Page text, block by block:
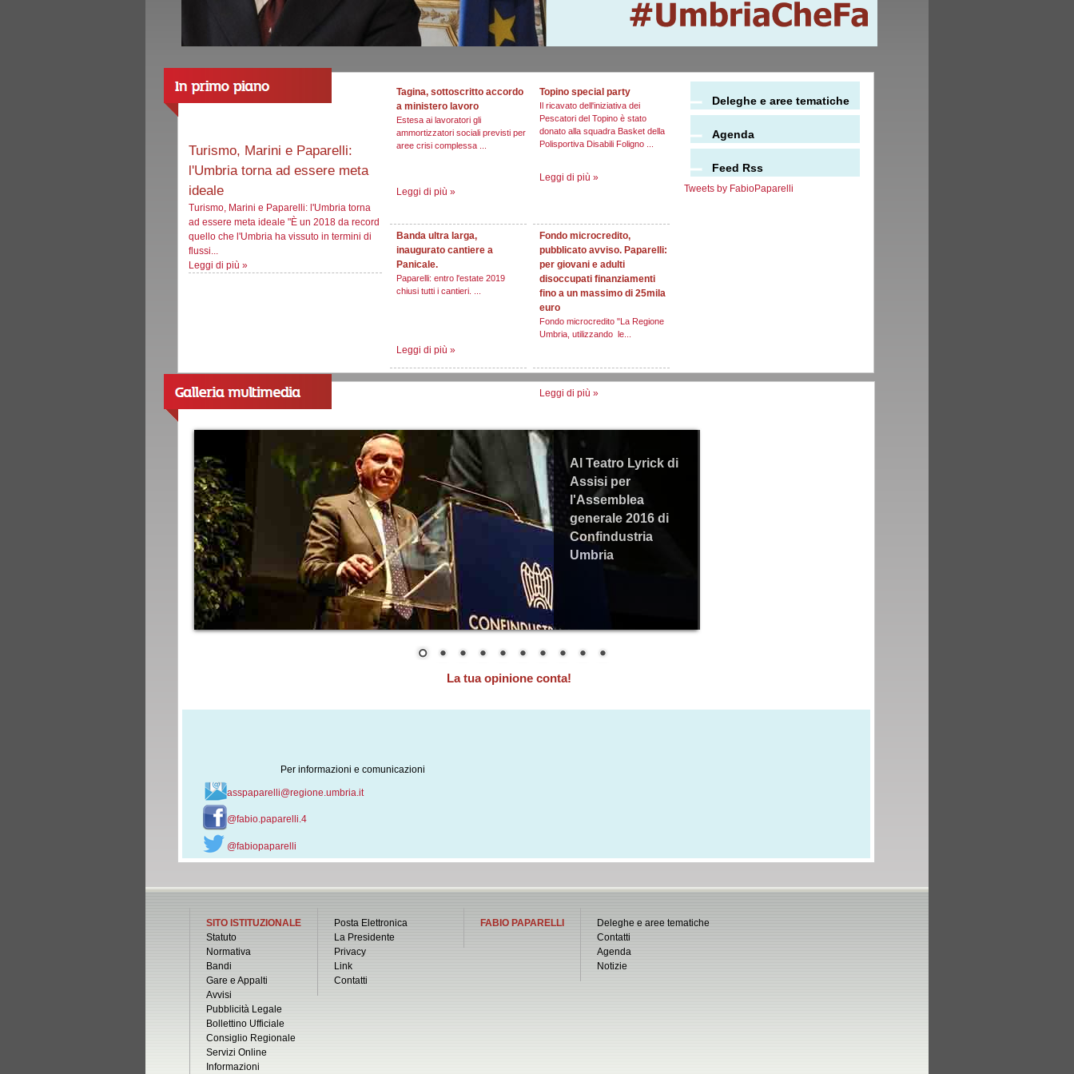
Turismo, Marini e Paparelli:
l'Umbria torna ad essere meta
ideale
Turismo, Marini e Paparelli: l'Umbria torna
ad essere meta ideale "È un 2018 da record
quello che l'Umbria ha vissuto in termini di
flussi...
Leggi di più »
Tagina, sottoscritto accordo
a ministero lavoro
Estesa ai lavoratori gli
ammortizzatori sociali previsti per
aree crisi complessa ...
Leggi di più »
Topino special party
Il ricavato dell'iniziativa dei
Pescatori del Topino è stato
donato alla squadra Basket della
Polisportiva Disabili Foligno ...
Leggi di più »
Banda ultra larga,
inaugurato cantiere a
Panicale.
Paparelli: entro l'estate 2019
chiusi tutti i cantieri. ...
Leggi di più »
Fondo microcredito,
pubblicato avviso. Paparelli:
per giovani e adulti
disoccupati finanziamenti
fino a un massimo di 25mila
euro
Fondo microcredito "La Regione
Umbria, utilizzando le...
Leggi di più »
Deleghe e aree tematiche
Agenda
Feed Rss
Tweets by FabioPaparelli
Al Teatro Lyrick di
Assisi per
l'Assemblea
generale 2016 di
Confindustria
Umbria
La tua opinione conta!
Per informazioni e comunicazioni
asspaparelli@regione.umbria.it
@fabio.paparelli.4
@fabiopaparelli
SITO ISTITUZIONALE
Statuto
Normativa
Bandi
Gare e Appalti
Avvisi
Pubblicità Legale
Bollettino Ufficiale
Consiglio Regionale
Servizi Online
Informazioni
Posta Elettronica
La Presidente
Privacy
Link
Contatti
FABIO PAPARELLI
Deleghe e aree tematiche
Contatti
Agenda
Notizie